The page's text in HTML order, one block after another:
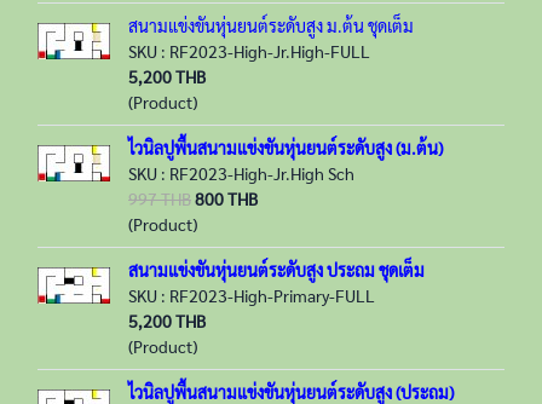
สนามแข่งขันหุ่นยนต์ระดับสูง ม.ต้น ชุดเต็ม
SKU : RF2023-High-Jr.High-FULL
5,200 THB
(Product)
ไวนิลปูพื้นสนามแข่งขันหุ่นยนต์ระดับสูง (ม.ต้น)
SKU : RF2023-High-Jr.High Sch
997 THB800 THB
(Product)
สนามแข่งขันหุ่นยนต์ระดับสูง ประถม ชุดเต็ม
SKU : RF2023-High-Primary-FULL
5,200 THB
(Product)
ไวนิลปูพื้นสนามแข่งขันหุ่นยนต์ระดับสูง (ประถม)